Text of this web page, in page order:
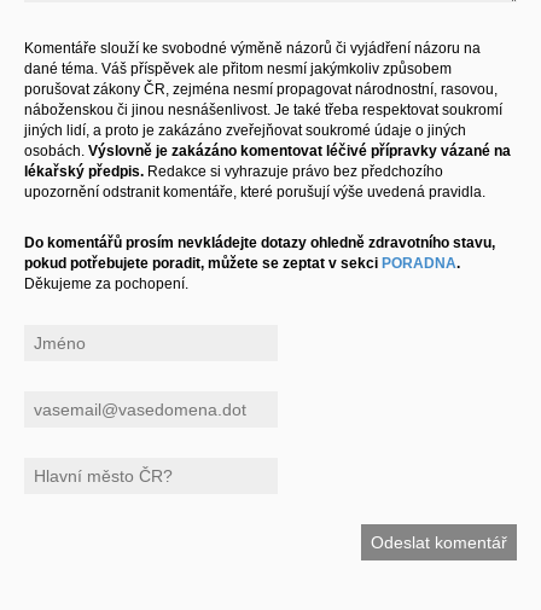
Komentáře slouží ke svobodné výměně názorů či vyjádření názoru na
dané téma. Váš příspěvek ale přitom nesmí jakýmkoliv způsobem
porušovat zákony ČR, zejména nesmí propagovat národnostní, rasovou,
náboženskou či jinou nesnášenlivost. Je také třeba respektovat soukromí
jiných lidí, a proto je zakázáno zveřejňovat soukromé údaje o jiných
osobách. Výslovně je zakázáno komentovat léčivé přípravky vázané na
lékařský předpis. Redakce si vyhrazuje právo bez předchozího
upozornění odstranit komentáře, které porušují výše uvedená pravidla.
Do komentářů prosím nevkládejte dotazy ohledně zdravotního stavu,
pokud potřebujete poradit, můžete se zeptat v sekci PORADNA.
Děkujeme za pochopení.